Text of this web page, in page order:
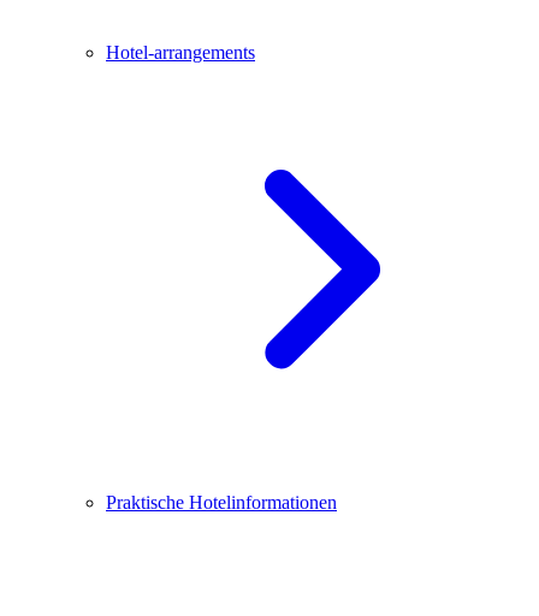
Hotel-arrangements
Praktische Hotelinformationen